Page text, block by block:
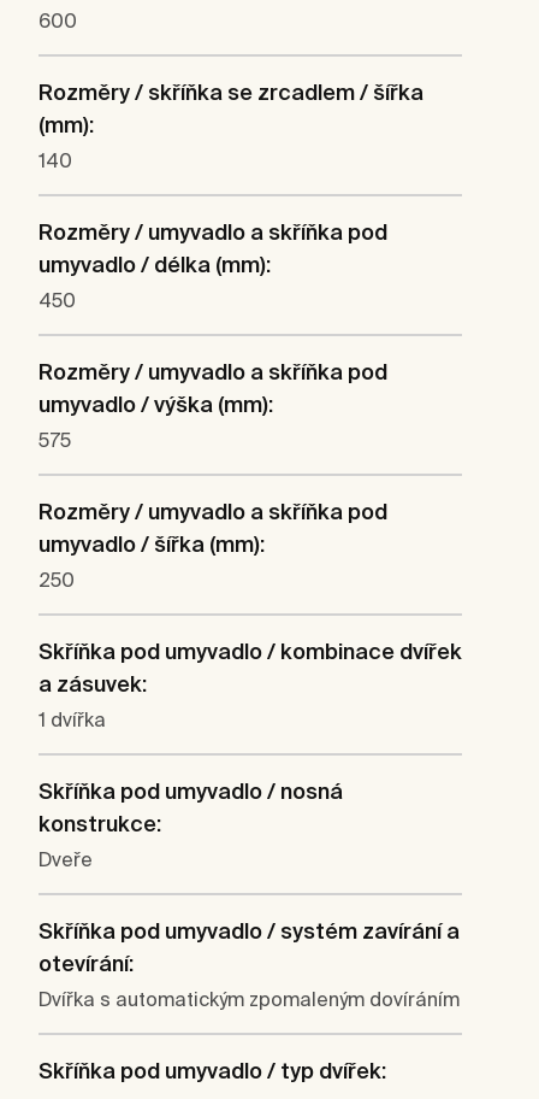
600
Rozměry / skříňka se zrcadlem / šířka
(mm):
140
Rozměry / umyvadlo a skříňka pod
umyvadlo / délka (mm):
450
Rozměry / umyvadlo a skříňka pod
umyvadlo / výška (mm):
575
Rozměry / umyvadlo a skříňka pod
umyvadlo / šířka (mm):
250
Skříňka pod umyvadlo / kombinace dvířek
a zásuvek:
1 dvířka
Skříňka pod umyvadlo / nosná
konstrukce:
Dveře
Skříňka pod umyvadlo / systém zavírání a
otevírání:
Dvířka s automatickým zpomaleným dovíráním
Skříňka pod umyvadlo / typ dvířek: